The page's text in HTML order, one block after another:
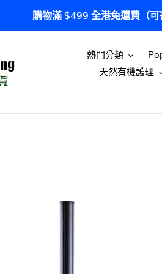
購物滿 $499 全港免運費（可
熱門分類
天然有機護理